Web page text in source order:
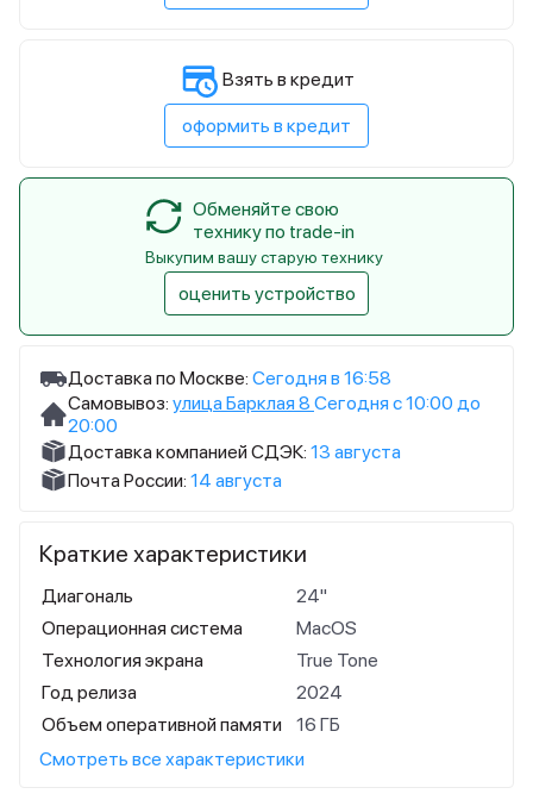
Доставка по Москве: Сегодня в 16:58
Самовывоз: улица Барклая 8 Сегодня с 10:00 до
20:00
Доставка компанией СДЭК: 13 августа
Почта России: 14 августа
Краткие характеристики
Диагональ
24"
Операционная система
MacOS
Технология экрана
True Tone
Год релиза
2024
Объем оперативной памяти
16 ГБ
Смотреть все характеристики
Взять в кредит
оформить в кредит
Обменяйте свою
технику по trade-in
Выкупим вашу старую технику
оценить устройство